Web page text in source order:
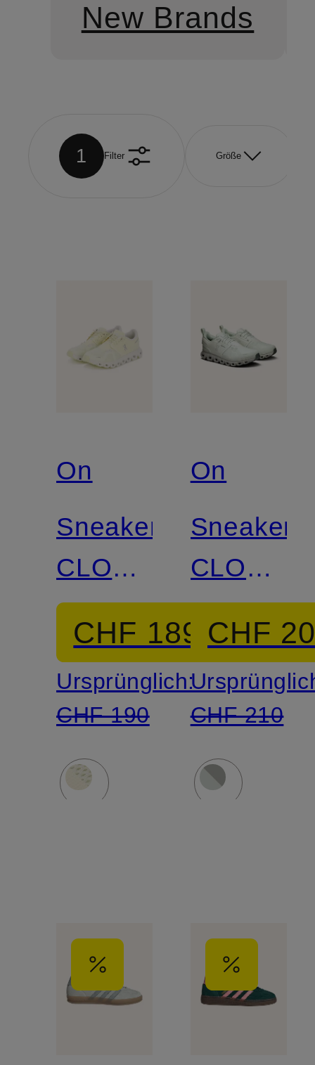
New Brands
1 Filter Größe
On
Sneaker
CLOUD
6
CHF 189
Ursprünglich:
CHF 190
On
Sneaker
CLOUD
6 WP
CHF
CHF 210